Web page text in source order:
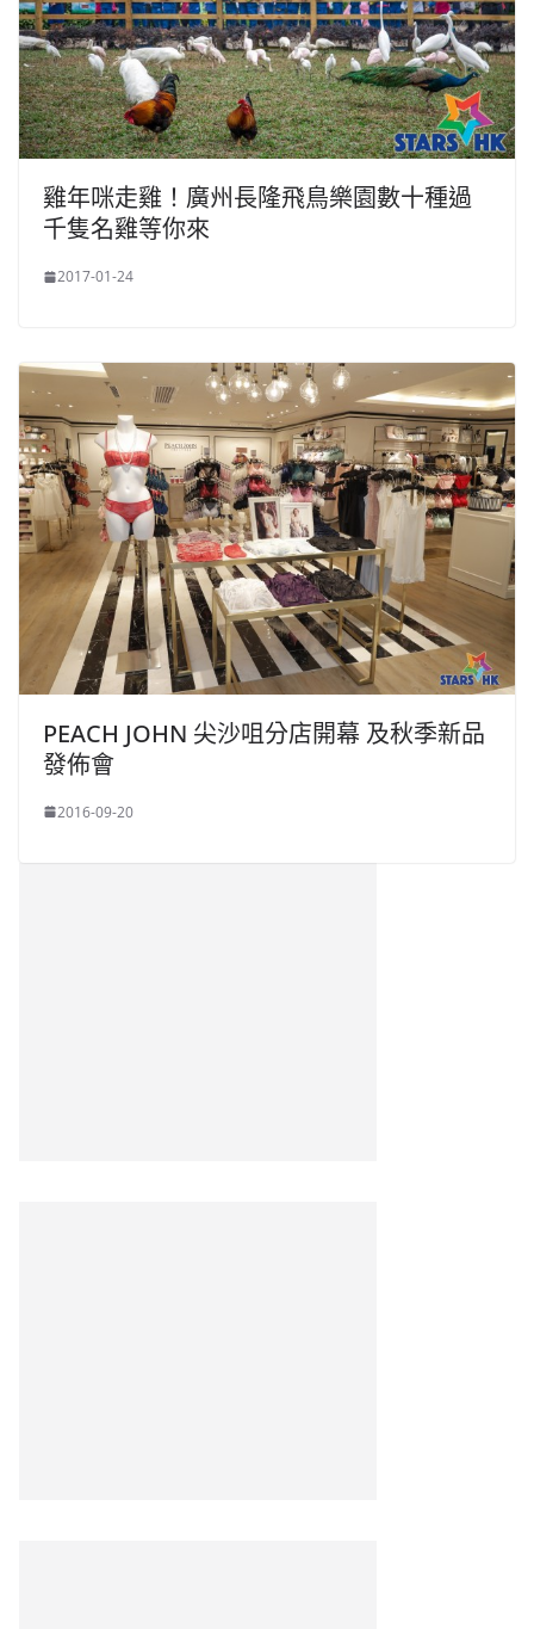
雞年咪走雞！廣州長隆飛鳥樂園數十種過
千隻名雞等你來
2017-01-24
PEACH JOHN 尖沙咀分店開幕 及秋季新品
發佈會
2016-09-20